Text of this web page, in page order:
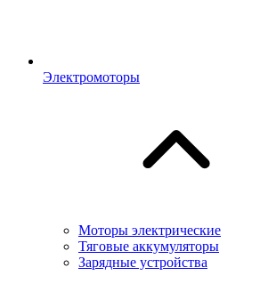
Электромоторы
Моторы электрические
Тяговые аккумуляторы
Зарядные устройства